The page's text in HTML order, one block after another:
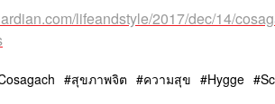
lifeandstyle/2017/dec/14/
สุขภาพจิต ความสุข Hygge